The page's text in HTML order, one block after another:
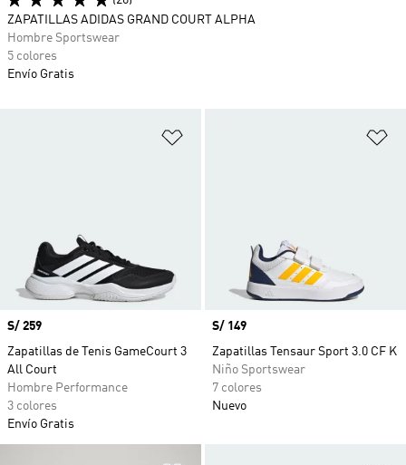
Precio
S/ 259
Zapatillas de Tenis GameCourt 3
All Court
Hombre Performance
3 colores
Envío Gratis
Precio
S/ 149
Zapatillas Tensaur Sport 3.0 CF K
Niño Sportswear
7 colores
Nuevo
ZAPATILLAS ADIDAS GRAND COURT ALPHA
Hombre Sportswear
5 colores
Envío Gratis